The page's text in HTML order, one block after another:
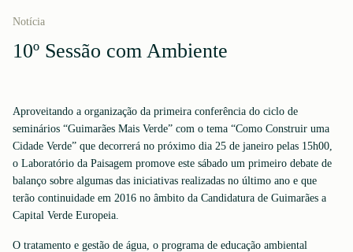
Notícia
10º Sessão com Ambiente
Aproveitando a organização da primeira conferência do ciclo de
seminários “Guimarães Mais Verde” com o tema “Como Construir uma
Cidade Verde” que decorrerá no próximo dia 25 de janeiro pelas 15h00,
o Laboratório da Paisagem promove este sábado um primeiro debate de
balanço sobre algumas das iniciativas realizadas no último ano e que
terão continuidade em 2016 no âmbito da Candidatura de Guimarães a
Capital Verde Europeia.
O tratamento e gestão de água, o programa de educação ambiental